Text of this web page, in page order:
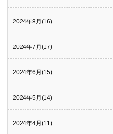
2024年8月(16)
2024年7月(17)
2024年6月(15)
2024年5月(14)
2024年4月(11)